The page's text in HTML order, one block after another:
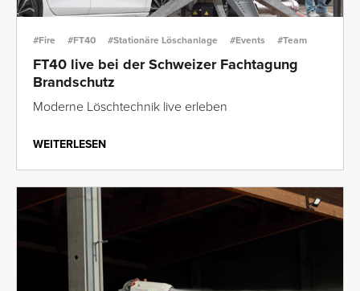
#Fire #FT40 #Stationäre Löschanlage #Events #Team
FT40 live bei der Schweizer Fachtagung
Brandschutz
Moderne Löschtechnik live erleben
WEITERLESEN